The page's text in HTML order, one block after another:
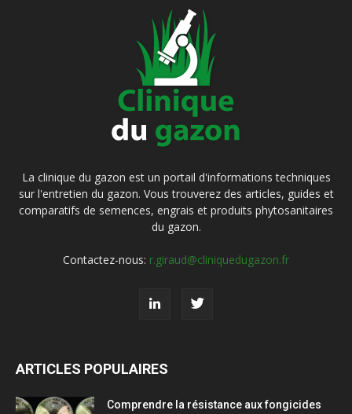
La clinique du gazon est un portail d'informations techniques
sur l'entretien du gazon. Vous trouverez des articles, guides et
comparatifs de semences, engrais et produits phytosanitaires
du gazon.
Contactez-nous: r.giraud@cliniquedugazon.fr
ARTICLES POPULAIRES
Comprendre la résistance aux fongicides